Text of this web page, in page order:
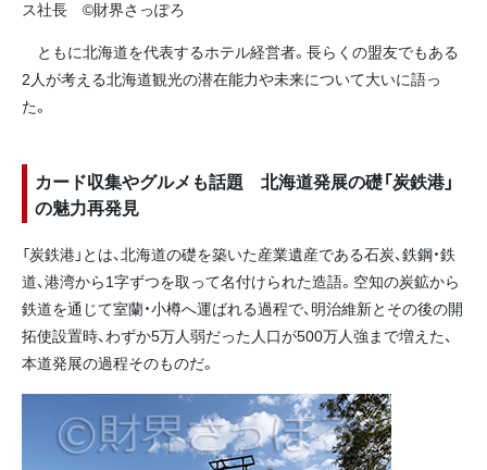
ス社長 ©財界さっぽろ
ともに北海道を代表するホテル経営者。長らくの盟友でもある
2人が考える北海道観光の潜在能力や未来について大いに語っ
た。
カード収集やグルメも話題 北海道発展の礎「炭鉄港」
の魅力再発見
「炭鉄港」とは、北海道の礎を築いた産業遺産である石炭、鉄鋼・鉄
道、港湾から1字ずつを取って名付けられた造語。空知の炭鉱から
鉄道を通じて室蘭・小樽へ運ばれる過程で、明治維新とその後の開
拓使設置時、わずか5万人弱だった人口が500万人強まで増えた、
本道発展の過程そのものだ。